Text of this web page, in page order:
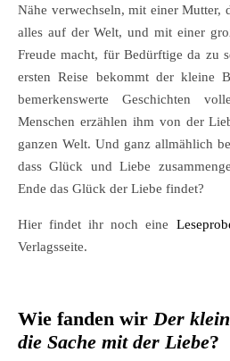
Nähe verwechseln, mit einer Mutter,
alles auf der Welt, und mit einer
Freude macht, für Bedürftige da zu
ersten Reise bekommt der kleine
bemerkenswerte Geschichten
Menschen erzählen ihm von der
ganzen Welt. Und ganz allmählich
dass Glück und Liebe
Ende das Glück der Liebe findet?
Hier findet ihr noch eine
Verlagsseite.
Wie fanden wir Der
die Sache mit der Liebe?